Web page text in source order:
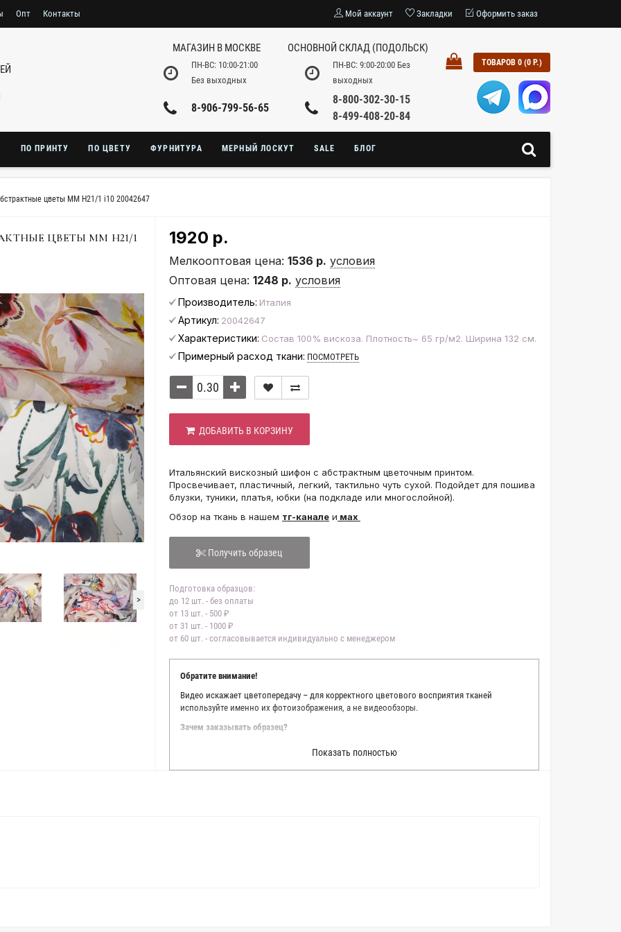
Опт Контакты Мой аккаунт Закладки Оформить заказ
МАГАЗИН В МОСКВЕ
ПН-ВС: 10:00-21:00
Без выходных
8-906-799-56-65
ОСНОВНОЙ СКЛАД (ПОДОЛЬСК)
ПН-ВС: 9:00-20:00 Без
выходных
8-800-302-30-15
8-499-408-20-84
ТОВАРОВ 0 (0 Р.)
ПО ПРИНТУ ПО ЦВЕТУ ФУРНИТУРА МЕРНЫЙ ЛОСКУТ SALE БЛОГ
цветы MM H21/1 i10 20042647
ЦВЕТЫ MM H21/1
>
1920 р.
Мелкооптовая цена: 1536 р. условия
Оптовая цена: 1248 р. условия
Производитель: Италия
Артикул: 20042647
Характеристики: Состав 100% вискоза. Плотность~ 65 гр/м2. Ширина 132 см.
Примерный расход ткани: ПОСМОТРЕТЬ
ДОБАВИТЬ В КОРЗИНУ
Итальянский вискозный шифон с абстрактным цветочным принтом.
Просвечивает, пластичный, легкий, тактильно чуть сухой. Подойдет для пошива
блузки, туники, платья, юбки (на подкладе или многослойной).
Обзор на ткань в нашем тг-канале и мах
Получить образец
Подготовка образцов:
до 12 шт. - без оплаты
от 13 шт. - 500 ₽
от 31 шт. - 1000 ₽
от 60 шт. - согласовывается индивидуально с менеджером
Обратите внимание!
Видео искажает цветопередачу – для корректного цветового восприятия тканей
используйте именно их фотоизображения, а не видеообзоры.
Зачем заказывать образец?
Мы делаем все возможное, чтобы точно описать цвет каждой ткани из нашего каталога.
Мы осматриваем и фотографируем каждую ткань в естественном свете, стараемся
находить только правильные цветовые условия и описания. Но несмотря на наши
Показать полностью